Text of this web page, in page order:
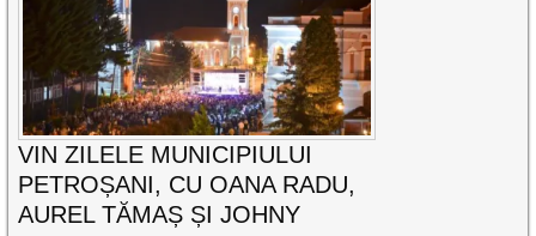
VIN ZILELE MUNICIPIULUI
PETROȘANI, CU OANA RADU,
AUREL TĂMAȘ ȘI JOHNY